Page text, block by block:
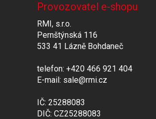
Provozovatel e-shopu
RMI, s.r.o.
Pernštýnská 116
533 41 Lázně Bohdaneč
telefon: +420 466 921 404
E-mail: sale@rmi.cz
IČ: 25288083
DIČ: CZ25288083